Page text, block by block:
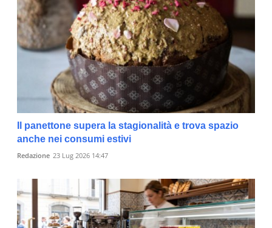
Il panettone supera la stagionalità e trova spazio
anche nei consumi estivi
Redazione 23 Lug 2026 14:47